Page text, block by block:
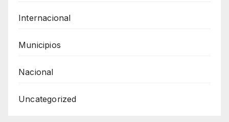
Internacional
Municipios
Nacional
Uncategorized